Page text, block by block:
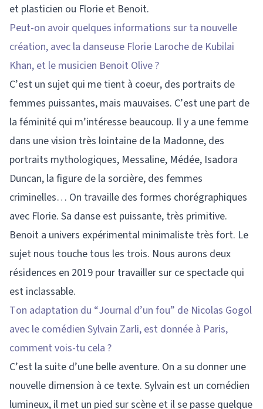
et plasticien ou Florie et Benoit.
Peut-on avoir quelques informations sur ta nouvelle
création, avec la danseuse Florie Laroche de Kubilai
Khan, et le musicien Benoit Olive ?
C’est un sujet qui me tient à coeur, des portraits de
femmes puissantes, mais mauvaises. C’est une part de
la féminité qui m’intéresse beaucoup. Il y a une femme
dans une vision très lointaine de la Madonne, des
portraits mythologiques, Messaline, Médée, Isadora
Duncan, la figure de la sorcière, des femmes
criminelles… On travaille des formes chorégraphiques
avec Florie. Sa danse est puissante, très primitive.
Benoit a univers expérimental minimaliste très fort. Le
sujet nous touche tous les trois. Nous aurons deux
résidences en 2019 pour travailler sur ce spectacle qui
est inclassable.
Ton adaptation du “Journal d’un fou” de Nicolas Gogol
avec le comédien Sylvain Zarli, est donnée à Paris,
comment vois-tu cela ?
C’est la suite d’une belle aventure. On a su donner une
nouvelle dimension à ce texte. Sylvain est un comédien
lumineux, il met un pied sur scène et il se passe quelque